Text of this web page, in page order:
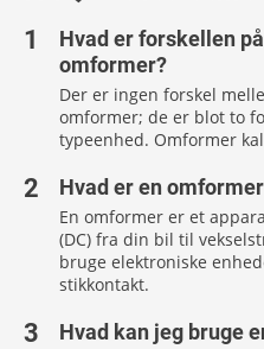
Hvad er forskellen
omformer?
Der er ingen forskel
omformer; de er blot to
typeenhed. Omformer
Hvad er en
En omformer er et
(DC) fra din bil til
bruge elektroniske
stikkontakt.
Hvad kan jeg bruge